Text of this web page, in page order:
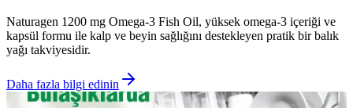
Naturagen 1200 mg Omega-3 Fish Oil, yüksek omega-3 içeriği ve
kapsül formu ile kalp ve beyin sağlığını destekleyen pratik bir balık
yağı takviyesidir.
Daha fazla bilgi edinin